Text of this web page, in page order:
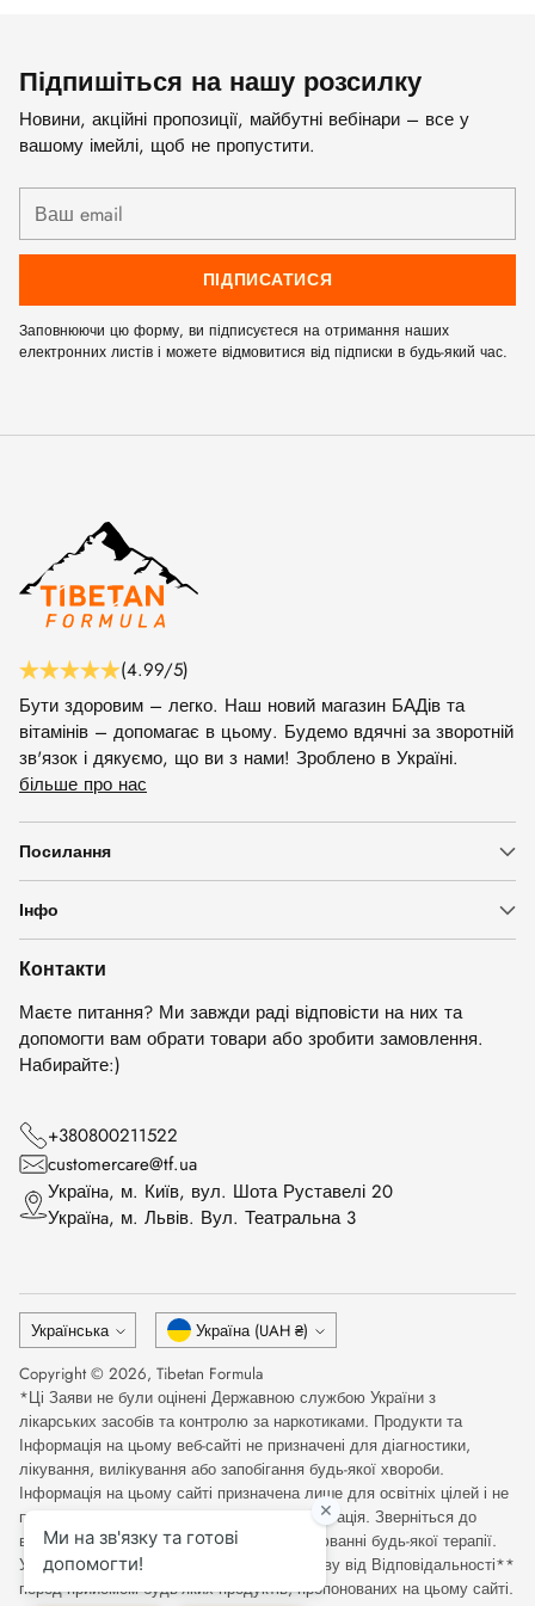
Підпишіться на нашу розсилку
Новини, акційні пропозиції, майбутні вебінари – все у
вашому імейлі, щоб не пропустити.
email
ПІДПИСАТИСЯ
Заповнюючи цю форму, ви підписуєтеся на отримання наших
електронних листів і можете відмовитися від підписки в будь-який час.
(4.99/5)
Бути здоровим – легко. Наш новий магазин БАДів та
вітамінів – допомагає в цьому. Будемо вдячні за зворотній
зв'язок і дякуємо, що ви з нами! Зроблено в Україні.
більше про нас
Посилання
Інфо
Контакти
Маєте питання? Ми завжди раді відповісти на них та
допомогти вам обрати товари або зробити замовлення.
Набирайте:)
+380800211522
customercare@tf.ua
Українa, м. Київ, вул. Шота Руставелі 20
Українa, м. Львів. Вул. Театральна 3
Мова
Українська Валюта
Україна (UAH ₴)
Copyright © 2026, Tibetan Formula
*Ці Заяви не були оцінені Державною службою України з
лікарських засобів та контролю за наркотиками. Продукти та
Інформація на цьому веб-сайті не призначені для діагностики,
лікування, вилікування або запобігання будь-якої хвороби.
Інформація на цьому сайті призначена лише для освітніх цілей і не
повинна розглядатися як медична консультація. Зверніться до
відповідного медичного фахівця при оцінюванні будь-якої терапії.
Уважно прочитайте Повну Медичну Відмову від Відповідальності**
перед прийомом будь-яких продуктів, пропонованих на цьому сайті.